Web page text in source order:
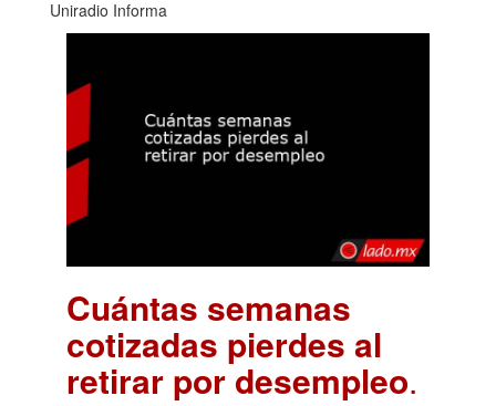
Uniradio Informa
Cuántas semanas
cotizadas pierdes al
retirar por desempleo.